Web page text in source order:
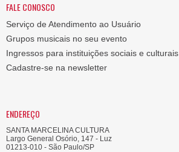
FALE CONOSCO
Serviço de Atendimento ao Usuário
Grupos musicais no seu evento
Ingressos para instituições sociais e culturais
Cadastre-se na newsletter
ENDEREÇO
SANTA MARCELINA CULTURA
Largo General Osório, 147 - Luz
01213-010 - São Paulo/SP